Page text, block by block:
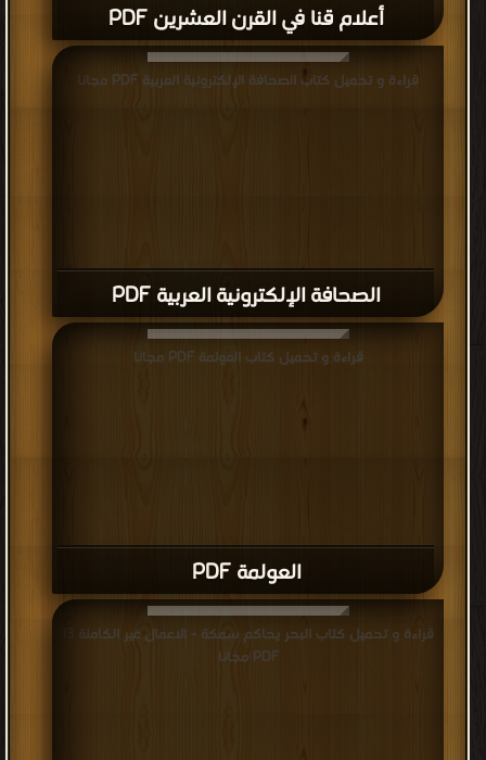
أعلام قنا في القرن العشرين PDF
الصحافة الإلكترونية العربية PDF
قراءة و تحميل كتاب الصحافة الإلكترونية العربية PDF مجانا
العولمة PDF
قراءة و تحميل كتاب العولمة PDF مجانا
PDF مجانا